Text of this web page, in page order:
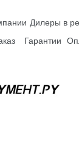
Гарантии
Дилеры в